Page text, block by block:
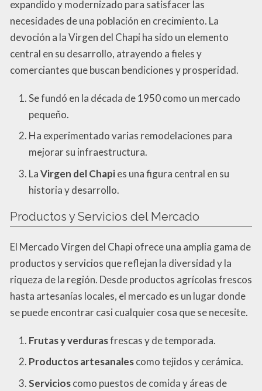
expandido y modernizado para satisfacer las
necesidades de una población en crecimiento. La
devoción a la Virgen del Chapi ha sido un elemento
central en su desarrollo, atrayendo a fieles y
comerciantes que buscan bendiciones y prosperidad.
Se fundó en la década de 1950 como un mercado
pequeño.
Ha experimentado varias remodelaciones para
mejorar su infraestructura.
LaVirgen del Chapies una figura central en su
historia y desarrollo.
Productos y Servicios del Mercado
El Mercado Virgen del Chapi ofrece una amplia gama de
productos y servicios que reflejan la diversidad y la
riqueza de la región. Desde productos agrícolas frescos
hasta artesanías locales, el mercado es un lugar donde
se puede encontrar casi cualquier cosa que se necesite.
Frutas y verdurasfrescas y de temporada.
Productos artesanalescomo tejidos y cerámica.
Servicioscomo puestos de comida y áreas de